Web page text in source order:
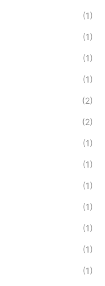
(1)
(1)
(1)
(1)
(2)
(2)
(1)
(1)
(1)
(1)
(1)
(1)
(1)